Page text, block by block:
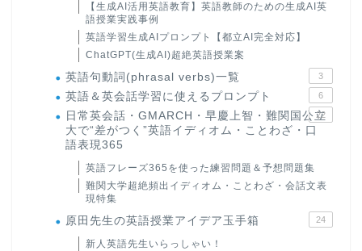
【生成AI活用英語教育】英語教師のための生成AI英
語授業実践事例
英語学習生成AIプロンプト【都立AI完全対応】
ChatGPT(生成AI)超絶英語授業案
英語句動詞(phrasal verbs)一覧 3
英語＆英会話学習に使えるプロンプト 6
日常英会話・GMARCH・早慶上智・難関国公立
大で“差がつく”英語イディオム・ことわざ・口
語表現365
22
英語フレーズ365を使った練習問題＆予想問題集
難関大学超絶頻出イディオム・ことわざ・会話文表
現特集
原田先生の英語授業アイデア玉手箱 24
新人英語先生いらっしゃい！